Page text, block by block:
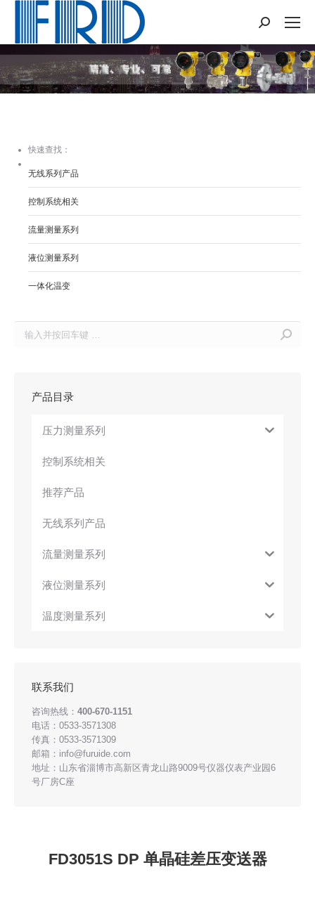
Search:
您在这里：
快速查找：
无线系列产品
控制系统相关
流量测量系列
液位测量系列
一体化温变
产品目录
压力测量系列
控制系统相关
推荐产品
无线系列产品
流量测量系列
液位测量系列
温度测量系列
联系我们
咨询热线： 400-670-1151
电话：0533-3571308
传真：0533-3571309
邮箱：info@furuide.com
地址：山东省淄博市高新区青龙山路9009号仪器仪表产业园6
号厂房C座
FD3051S DP 单晶硅差压变送器